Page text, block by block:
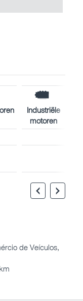
Industriële
motoren
de Veículos,